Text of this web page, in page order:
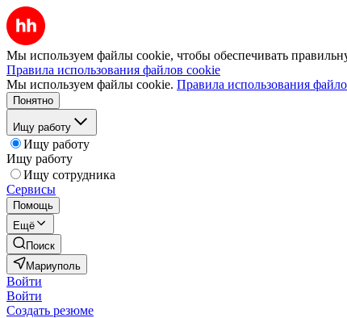
Мы используем файлы cookie, чтобы обеспечивать
Правила использования файлов cookie
Мы используем файлы cookie. Правила использования
Понятно
Ищу работу
Ищу работу
Ищу работу
Ищу сотрудника
Сервисы
Помощь
Ещё
Поиск
Мариуполь
Войти
Войти
Создать резюме